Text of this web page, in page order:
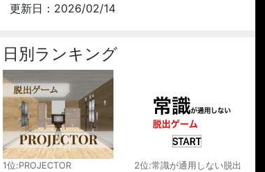
更新日：2026/02/14
日別ランキング
1位:PROJECTOR
2位:常識が通用しない脱出